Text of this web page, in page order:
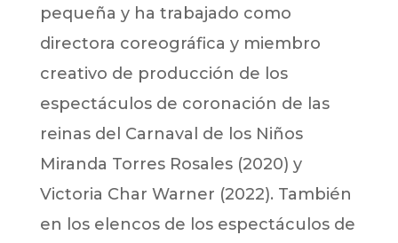
pequeña y ha trabajado como
directora coreográfica y miembro
creativo de producción de los
espectáculos de coronación de las
reinas del Carnaval de los Niños
Miranda Torres Rosales (2020) y
Victoria Char Warner (2022). También
en los elencos de los espectáculos de